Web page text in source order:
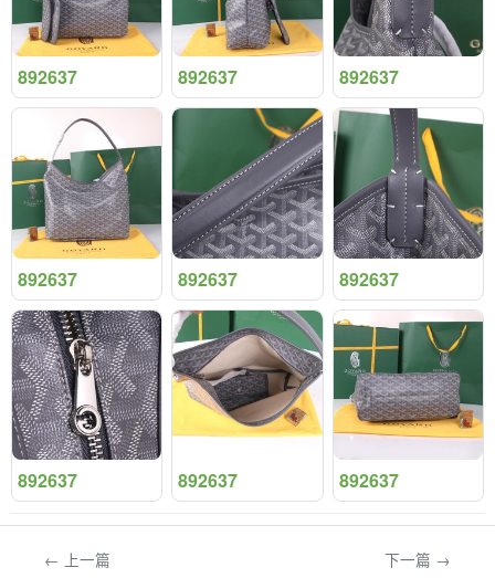
892637 892637 892637
892637 892637 892637
892637 892637 892637
← 上一篇 下一篇 →